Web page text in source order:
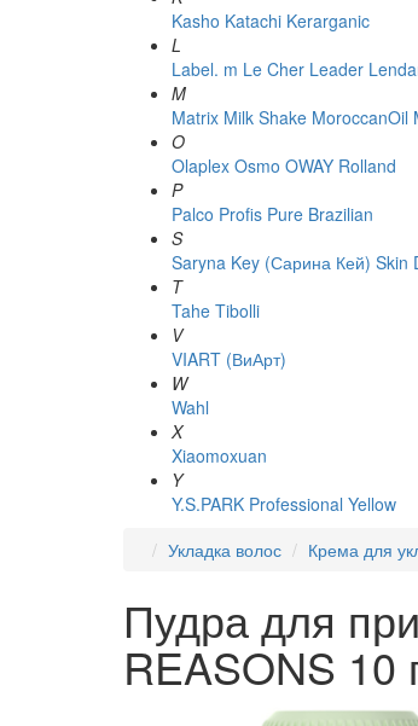
Kasho Katachi Kerarganic
L
Label. m Le Cher Leader
M
Matrix Milk Shake MoroccanOil
O
Olaplex Osmo OWAY Rolland
P
Palco Profis Pure Brazilian
S
Saryna Key (Сарина Кей) Skin
T
Tahe Tibolli
V
VIART (ВиАрт)
W
Wahl
X
Xiaomoxuan
Y
Y.S.PARK Professional Yellow
Укладка волос
Крема для
Пудра для
REASONS 10